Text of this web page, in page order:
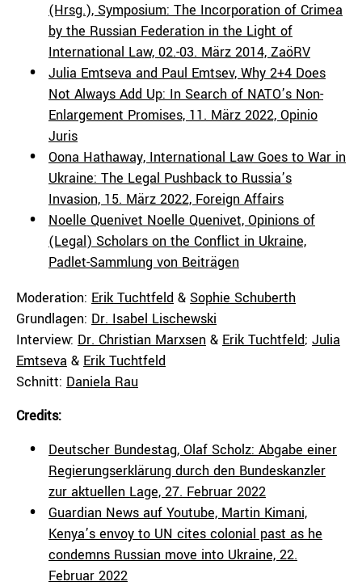
(Hrsg.), Symposium: The Incorporation of Crimea
by the Russian Federation in the Light of
International Law, 02.-03. März 2014, ZaöRV
Julia Emtseva and Paul Emtsev, Why 2+4 Does
Not Always Add Up: In Search of NATO’s Non-
Enlargement Promises, 11. März 2022, Opinio
Juris
Oona Hathaway, International Law Goes to War in
Ukraine: The Legal Pushback to Russia’s
Invasion, 15. März 2022, Foreign Affairs
Noelle Quenivet Noelle Quenivet, Opinions of
(Legal) Scholars on the Conflict in Ukraine,
Padlet-Sammlung von Beiträgen
Moderation: Erik Tuchtfeld & Sophie Schuberth
Grundlagen: Dr. Isabel Lischewski
Interview: Dr. Christian Marxsen & Erik Tuchtfeld; Julia
Emtseva & Erik Tuchtfeld
Schnitt: Daniela Rau
Credits:
Deutscher Bundestag, Olaf Scholz: Abgabe einer
Regierungserklärung durch den Bundeskanzler
zur aktuellen Lage, 27. Februar 2022
Guardian News auf Youtube, Martin Kimani,
Kenya’s envoy to UN cites colonial past as he
condemns Russian move into Ukraine, 22.
Februar 2022